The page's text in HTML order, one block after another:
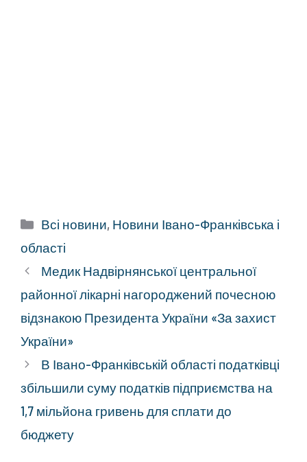
Категорії
Всі новини, Новини Івано-Франківська і
області
Медик Надвірнянської центральної
районної лікарні нагороджений почесною
відзнакою Президента України «За захист
України»
В Івано-Франківській області податківці
збільшили суму податків підприємства на
1,7 мільйона гривень для сплати до
бюджету